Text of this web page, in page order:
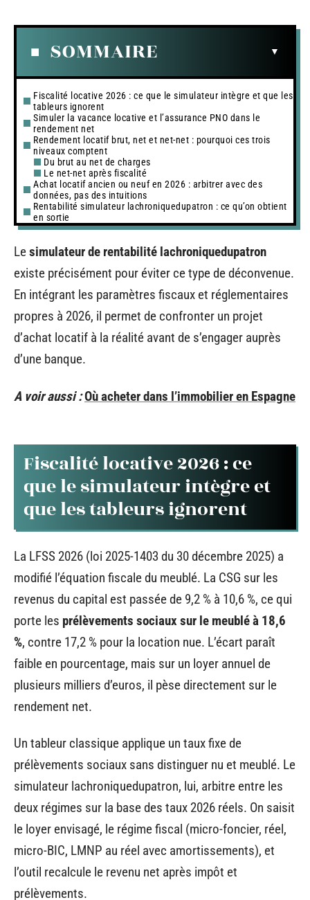
SOMMAIRE
Fiscalité locative 2026 : ce que le simulateur intègre et que les
tableurs ignorent
Simuler la vacance locative et l’assurance PNO dans le
rendement net
Rendement locatif brut, net et net-net : pourquoi ces trois
niveaux comptent
Du brut au net de charges
Le net-net après fiscalité
Achat locatif ancien ou neuf en 2026 : arbitrer avec des
données, pas des intuitions
Rentabilité simulateur lachroniquedupatron : ce qu’on obtient
en sortie
Lesimulateur de rentabilité lachroniquedupatron
existe précisément pour éviter ce type de déconvenue.
En intégrant les paramètres fiscaux et réglementaires
propres à 2026, il permet de confronter un projet
d’achat locatif à la réalité avant de s’engager auprès
d’une banque.
A voir aussi :Où acheter dans l’immobilier en Espagne
Fiscalité locative 2026 : ce
que le simulateur intègre et
que les tableurs ignorent
La LFSS 2026 (loi 2025-1403 du 30 décembre 2025) a
modifié l’équation fiscale du meublé. La CSG sur les
revenus du capital est passée de 9,2 % à 10,6 %, ce qui
porte les prélèvements sociaux sur le meublé à 18,6
%, contre 17,2 % pour la location nue. L’écart paraît
faible en pourcentage, mais sur un loyer annuel de
plusieurs milliers d’euros, il pèse directement sur le
rendement net.
Un tableur classique applique un taux fixe de
prélèvements sociaux sans distinguer nu et meublé. Le
simulateur lachroniquedupatron, lui, arbitre entre les
deux régimes sur la base des taux 2026 réels. On saisit
le loyer envisagé, le régime fiscal (micro-foncier, réel,
micro-BIC, LMNP au réel avec amortissements), et
l’outil recalcule le revenu net après impôt et
prélèvements.